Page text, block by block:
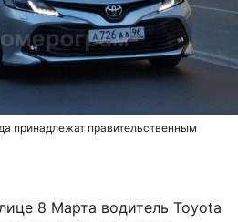
принадлежат правительственным
8 Марта водитель Toyota